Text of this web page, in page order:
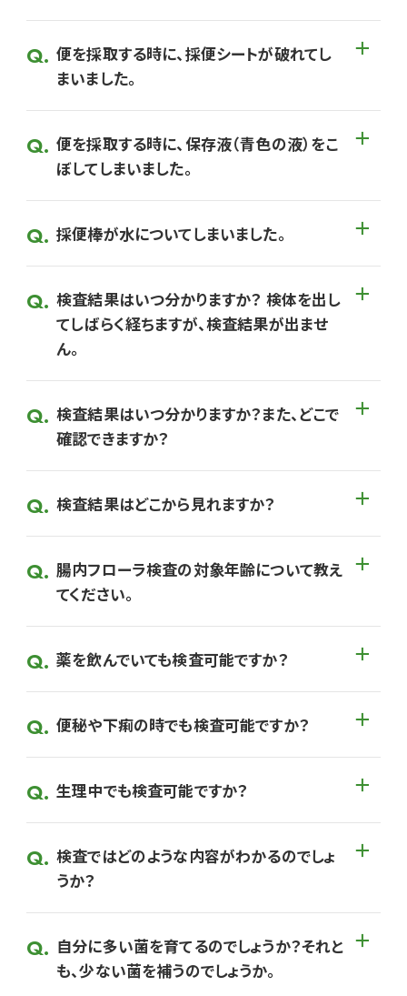
便を採取する時に、採便シートが破れてし
まいました。
便を採取する時に、保存液（青色の液）をこ
ぼしてしまいました。
採便棒が水についてしまいました。
検査結果はいつ分かりますか？ 検体を出し
てしばらく経ちますが、検査結果が出ませ
ん。
検査結果はいつ分かりますか？また、どこで
確認できますか？
検査結果はどこから見れますか？
腸内フローラ検査の対象年齢について教え
てください。
薬を飲んでいても検査可能ですか？
便秘や下痢の時でも検査可能ですか？
生理中でも検査可能ですか？
検査ではどのような内容がわかるのでしょ
うか？
自分に多い菌を育てるのでしょうか？それと
も、少ない菌を補うのでしょうか。